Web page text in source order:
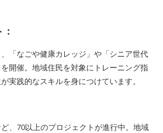
「なごや健康カレッジ」や「シニア世代
開催。地域住民を対象にトレーニング指
実践的なスキルを身につけています。
、70以上のプロジェクトが進行中。地域